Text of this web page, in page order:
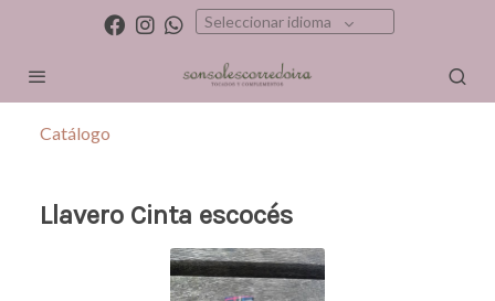
Seleccionar idioma
Catálogo
Llavero Cinta escocés